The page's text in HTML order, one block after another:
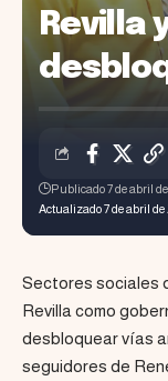
Revilla
Actualizado 7 de abril de
Publicado 7 de abril de
Sectores sociales
Revilla como
desbloquear vías
seguidores de